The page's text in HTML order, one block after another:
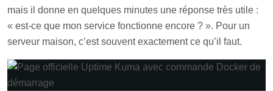
mais il donne en quelques minutes une réponse très utile :
« est-ce que mon service fonctionne encore ? ». Pour un
serveur maison, c’est souvent exactement ce qu’il faut.